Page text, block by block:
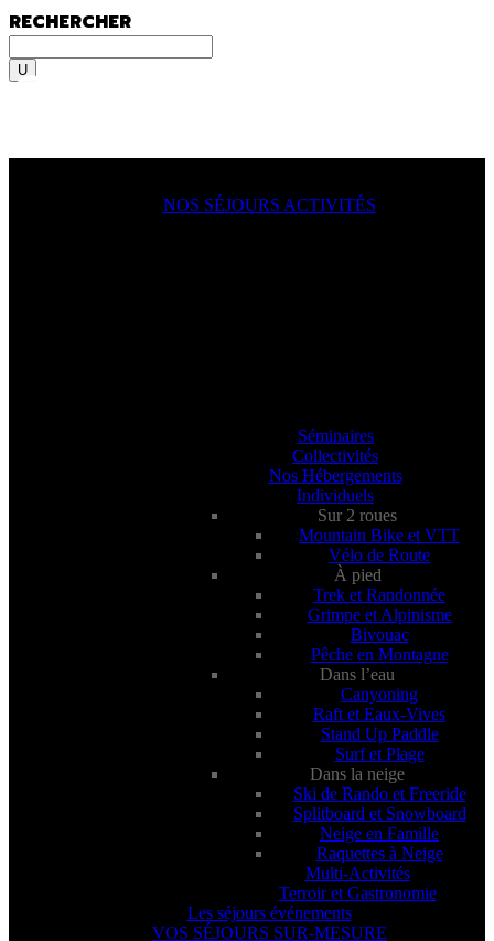
RECHERCHER
NOS SÉJOURS ACTIVITÉS
Séminaires
Collectivités
Nos Hébergements
Individuels
Sur 2 roues
Mountain Bike et VTT
Vélo de Route
À pied
Trek et Randonnée
Grimpe et Alpinisme
Bivouac
Pêche en Montagne
Dans l’eau
Canyoning
Raft et Eaux-Vives
Stand Up Paddle
Surf et Plage
Dans la neige
Ski de Rando et Freeride
Splitboard et Snowboard
Neige en Famille
Raquettes à Neige
Multi-Activités
Terroir et Gastronomie
Les séjours événements
VOS SÉJOURS SUR-MESURE